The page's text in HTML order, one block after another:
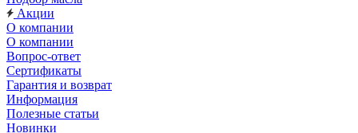
Акции
О компании
О компании
Вопрос-ответ
Сертификаты
Гарантия и возврат
Информация
Полезные статьи
Новинки